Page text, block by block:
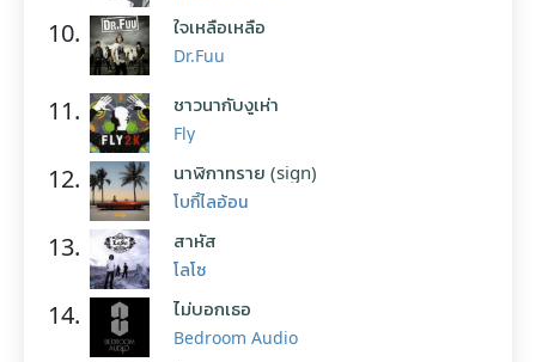
10. ใจเหลือเหลือ
Dr.Fuu
11. ชาวนากับงูเห่า
Fly
12. นาฬิกาทราย (sign)
โบกี้ไลอ้อน
13. สาหัส
โลโซ
14. ไม่บอกเธอ
Bedroom Audio